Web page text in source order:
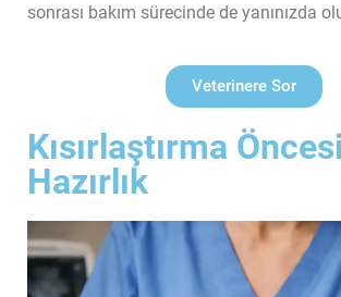
sonrası bakım sürecinde de yanınızda
Veterinere Sor
Kısırlaştırma Öncesi
Hazırlık